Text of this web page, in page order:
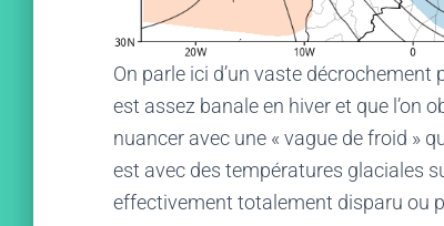
On parle ici d’un vaste
est assez banale en hiver et que l’on
nuancer avec une « vague de froid »
est avec des températures glaciales
effectivement totalement disparu ou